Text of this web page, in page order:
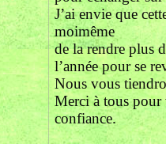
J’ai envie que
moimême
de la rendre plus
l’année pour se
Nous vous
Merci à tous pour
confiance.